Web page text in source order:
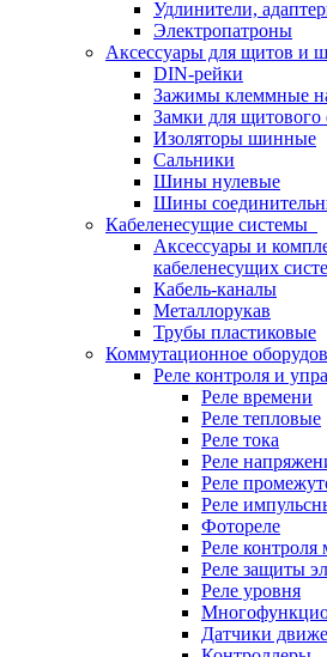
Удлинители,
Электропатроны
Аксессуары для щитов и
DIN-рейки
Зажимы клеммные
Замки для щитового
Изоляторы шинные
Сальники
Шины нулевые
Шины
Кабеленесущие системы
Аксессуары и
кабеленесущих
Кабель-каналы
Металлорукав
Трубы пластиковые
Коммутационное
Реле контроля и
Реле времени
Реле тепловые
Реле тока
Реле
Реле
Реле
Фотореле
Реле
Реле защиты
Реле уровня
Датчики